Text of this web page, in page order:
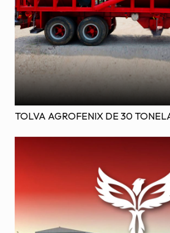
TOLVA AGROFENIX DE 30